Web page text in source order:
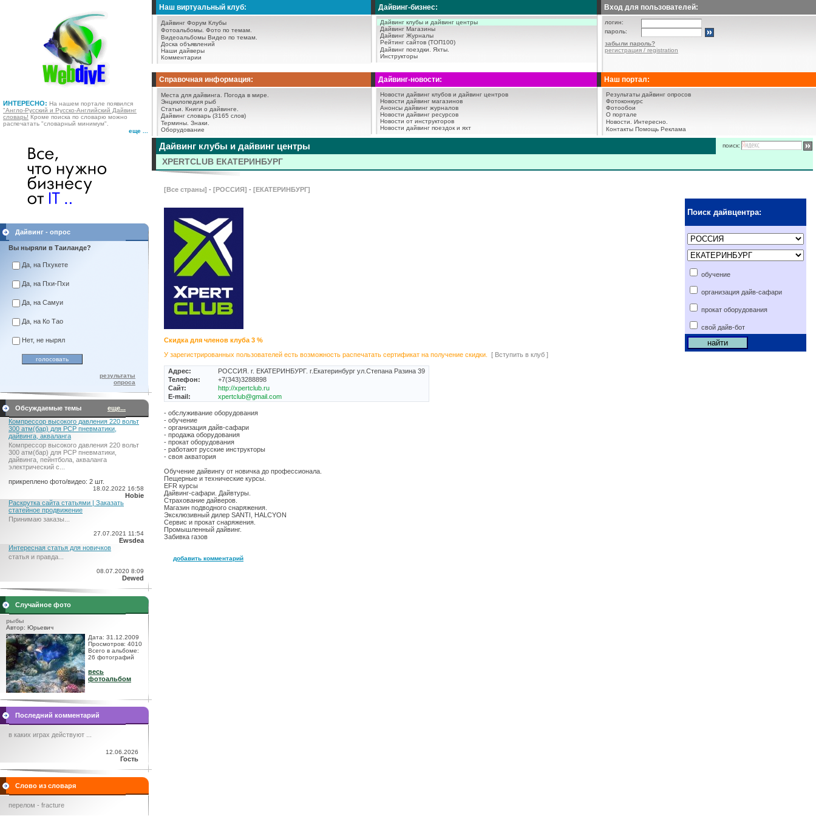
ИНТЕРЕСНО: На нашем портале появился
"Англо-Русский и Русско-Английский Дайвинг
словарь! Кроме поиска по словарю можно
распечатать "словарный минимум".
еще ...
Наш виртуальный клуб:
Дайвинг Форум Клубы
Фотоальбомы. Фото по темам.
Видеоальбомы Видео по темам.
Доска объявлений
Наши дайверы
Комментарии
Дайвинг-бизнес:
Дайвинг клубы и дайвинг центры
Дайвинг Магазины
Дайвинг Журналы
Рейтинг сайтов (ТОП100)
Дайвинг поездки.
Яхты.
Инструкторы
Вход для пользователей:
логин:
пароль:
забыли пароль?
регистрация / registration
Справочная информация:
Места для дайвинга.
Погода в мире.
Энциклопедия рыб
Статьи.
Книги о дайвинге.
Дайвинг словарь (3165 слов)
Термины. Знаки.
Оборудование
Дайвинг-новости:
Новости дайвинг клубов и дайвинг центров
Новости дайвинг магазинов
Анонсы дайвинг журналов
Новости дайвинг ресурсов
Новости от инструкторов
Новости дайвинг поездок и яхт
Наш портал:
Результаты дайвинг опросов
Фотоконкурс
Фотообои
О портале
Новости.
Интересно.
Контакты Помощь Реклама
Дайвинг - опрос
Вы ныряли в Таиланде?
Да, на Пхукете
Да, на Пхи-Пхи
Да, на Самуи
Да, на Ко Тао
Нет, не нырял
результаты
опроса
Обсуждаемые темы
еще...
Компрессор высокого давления 220 вольт
300 атм(бар) для PCP пневматики,
дайвинга, акваланга
Компрессор высокого давления 220 вольт
300 атм(бар) для PCP пневматики,
дайвинга, пейнтбола, акваланга
электрический c...
прикреплено фото/видео: 2 шт.
18.02.2022 16:58
Hobie
Раскрутка сайта статьями | Заказать
статейное продвижение
Принимаю заказы...
27.07.2021 11:54
Ewsdea
Интересная статья для новичков
статья и правда...
08.07.2020 8:09
Dewed
Случайное фото
рыбы
Автор: Юрьевич
Дата: 31.12.2009
Просмотров: 4010
Всего в альбоме:
26 фотографий
весь
фотоальбом
Последний комментарий
в каких играх действуют ...
12.06.2026
Гость
Слово из словаря
перелом - fracture
Дайвинг клубы и дайвинг центры поиск:
XPERTCLUB ЕКАТЕРИНБУРГ
[Все страны] - [РОССИЯ] - [ЕКАТЕРИНБУРГ]
Скидка для членов клуба 3 %
У зарегистрированных пользователей есть возможность распечатать сертификат на получение скидки.
[ Вступить в клуб ]
Адрес:
РОССИЯ. г. ЕКАТЕРИНБУРГ. г.Екатеринбург ул.Степана Разина 39
Телефон:
+7(343)3288898
Сайт:
http://xpertclub.ru
E-mail:
xpertclub@gmail.com
- обслуживание оборудования
- обучение
- организация дайв-сафари
- продажа оборудования
- прокат оборудования
- работают русские инструкторы
- своя акватория
Обучение дайвингу от новичка до профессионала.
Пещерные и технические курсы.
EFR курсы
Дайвинг-сафари. Дайвтуры.
Страхование дайверов.
Магазин подводного снаряжения.
Эксклюзивный дилер SANTI, HALCYON
Сервис и прокат снаряжения.
Промышленный дайвинг.
Забивка газов
добавить комментарий
Поиск дайвцентра:
обучение
организация дайв-сафари
прокат оборудования
свой дайв-бот